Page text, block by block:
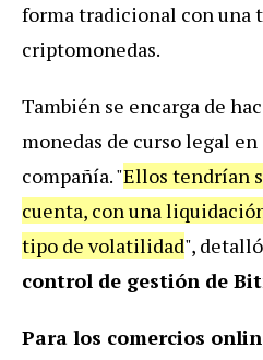
forma tradicional con una
criptomonedas.
También se encarga de
monedas de curso legal
compañía. "Ellos tendrían
cuenta, con una
tipo de volatilidad",
control de gestión de
Para los comercios